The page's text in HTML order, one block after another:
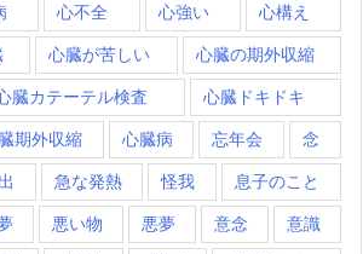
心不全 心強い 心構え
心臓が苦しい 心臓の期外収縮
臓カテーテル検査 心臓ドキドキ
期外収縮 心臓病 忘年会 念
急な発熱 怪我 息子のこと
悪い物 悪夢 意念 意識